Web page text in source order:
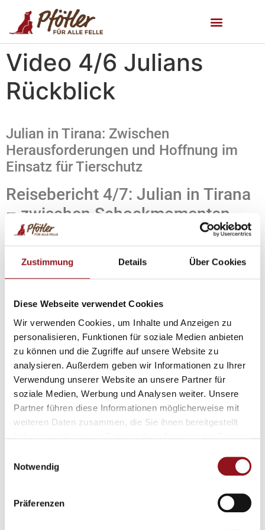
Zustimmung Details Über Cookies
Diese Webseite verwendet Cookies
Wir verwenden Cookies, um Inhalte und Anzeigen zu
personalisieren, Funktionen für soziale Medien anbieten
zu können und die Zugriffe auf unsere Website zu
analysieren. Außerdem geben wir Informationen zu Ihrer
Verwendung unserer Website an unsere Partner für
soziale Medien, Werbung und Analysen weiter. Unsere
Partner führen diese Informationen möglicherweise mit
weiteren Daten zusammen, die Sie ihnen bereitgestellt
Notwendig
Präferenzen
Video 4/6 Julians
Rückblick
Julian in Tirana: Zwischen
Herausforderungen und Hoffnung im
Einsatz für Tierschutz
Reisebericht 4/7: Julian in Tirana
– zwischen Schockmomenten
und Hoffnung
Im vierten Teil unserer Tierschutzreise nach Tirana teilt
geprägt ist.
Was ihn besonders bewegte: der respektlose, rohe Umgang
mit Tieren im Allgmeinen. Nicht nur Katzen und Hunde
ertragen unglaubliche Umstände.
Und doch: Es gibt Hoffnung. Julian war tief beeindruckt von
der Energie und Ausdauer unserer Partnerorganisation vor
Ort. Mit Herz, Verstand und wenig Mitteln setzen sie sich
unermüdlich für jedes einzelne Tier ein – Tag für Tag, Schritt